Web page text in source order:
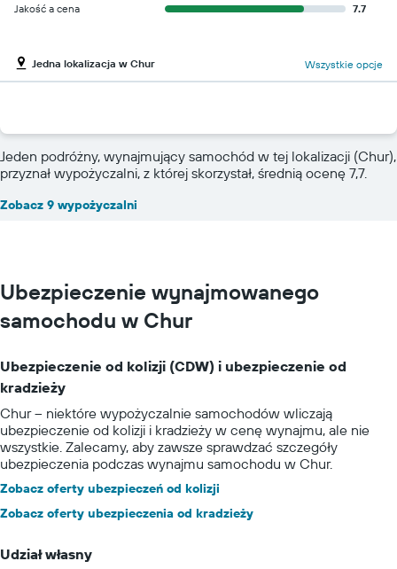
Jakość a cena
7.7
Jedna lokalizacja w Chur Wszystkie opcje
Jeden podróżny, wynajmujący samochód w tej lokalizacji (Chur),
przyznał wypożyczalni, z której skorzystał, średnią ocenę 7,7.
Zobacz 9 wypożyczalni
Ubezpieczenie wynajmowanego
samochodu w Chur
Ubezpieczenie od kolizji (CDW) i ubezpieczenie od
kradzieży
Chur – niektóre wypożyczalnie samochodów wliczają
ubezpieczenie od kolizji i kradzieży w cenę wynajmu, ale nie
wszystkie. Zalecamy, aby zawsze sprawdzać szczegóły
ubezpieczenia podczas wynajmu samochodu w Chur.
Zobacz oferty ubezpieczeń od kolizji
Zobacz oferty ubezpieczenia od kradzieży
Udział własny